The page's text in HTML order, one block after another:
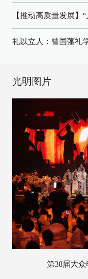
【推动高质量发展】
礼以立人：曾国藩礼
光明图片
第38届大